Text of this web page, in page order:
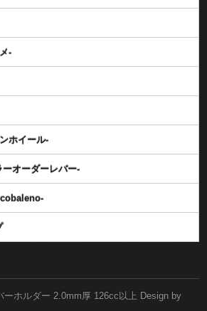
-
ホイール-
オーダーレバー-
ーホルダー 2.0mm厚 126cc以上 Design by